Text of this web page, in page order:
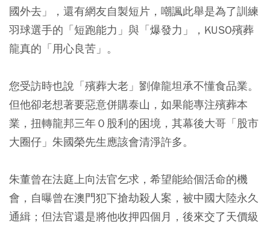
國外去」，還有網友自製短片，嘲諷此舉是為了訓練
羽球選手的「短跑能力」與「爆發力」，KUSO殯葬
龍真的「用心良苦」。
您受訪時也說「殯葬大老」劉偉龍坦承不懂食品業。
但他卻老想著要惡意併購泰山，如果能專注殯葬本
業，扭轉龍邦三年０股利的困境，其幕後大哥「股市
大圈仔」朱國榮先生應該會清淨許多。
朱董曾在法庭上向法官乞求，希望能給個活命的機
會，自曝曾在澳門犯下搶劫殺人案，被中國大陸永久
通緝；但法官還是將他收押四個月，後來交了天價級